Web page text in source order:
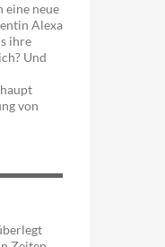
eine neue
Alexa
ihre
Und
von